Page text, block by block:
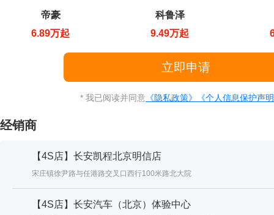
帝豪
6.89万起
科鲁泽
9.49万起
* 我已阅读并同意 《隐私政策》 《个人信息保护声
经销商
【4S店】长安凯程北京明信店
宋庄镇徐尹路与任港路交叉口西行100米路北大院
【4S店】长安汽车（北京）体验中心